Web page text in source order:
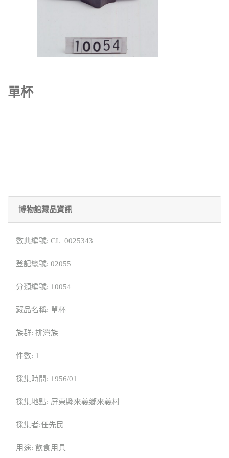
單杯
博物館藏品資訊
數典編號: CL_0025343
登記總號: 02055
分類編號: 10054
藏品名稱: 單杯
族群: 排灣族
件數: 1
採集時間: 1956/01
採集地點: 屏東縣來義鄉來義村
採集者:任先民
用途: 飲食用具